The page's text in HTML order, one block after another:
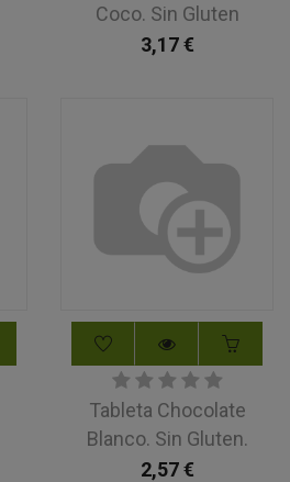
Coco. Sin Gluten
3,17€
Tableta Chocolate
Blanco. Sin Gluten.
2,57€